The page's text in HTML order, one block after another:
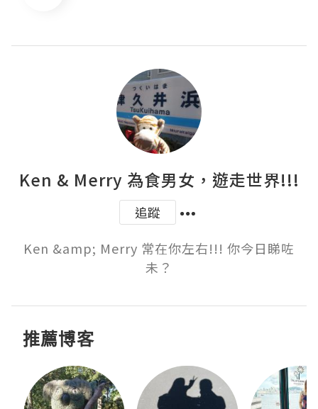
Ken & Merry 為食男女，遊走世界!!!
追蹤
Ken &amp; Merry 常在你左右!!! 你今日睇咗
未？
推薦博客